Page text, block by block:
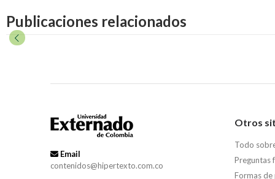
Publicaciones relacionados
Email
contenidos@hipertexto.com.co
Otros
Todo
Preguntas
Formas de